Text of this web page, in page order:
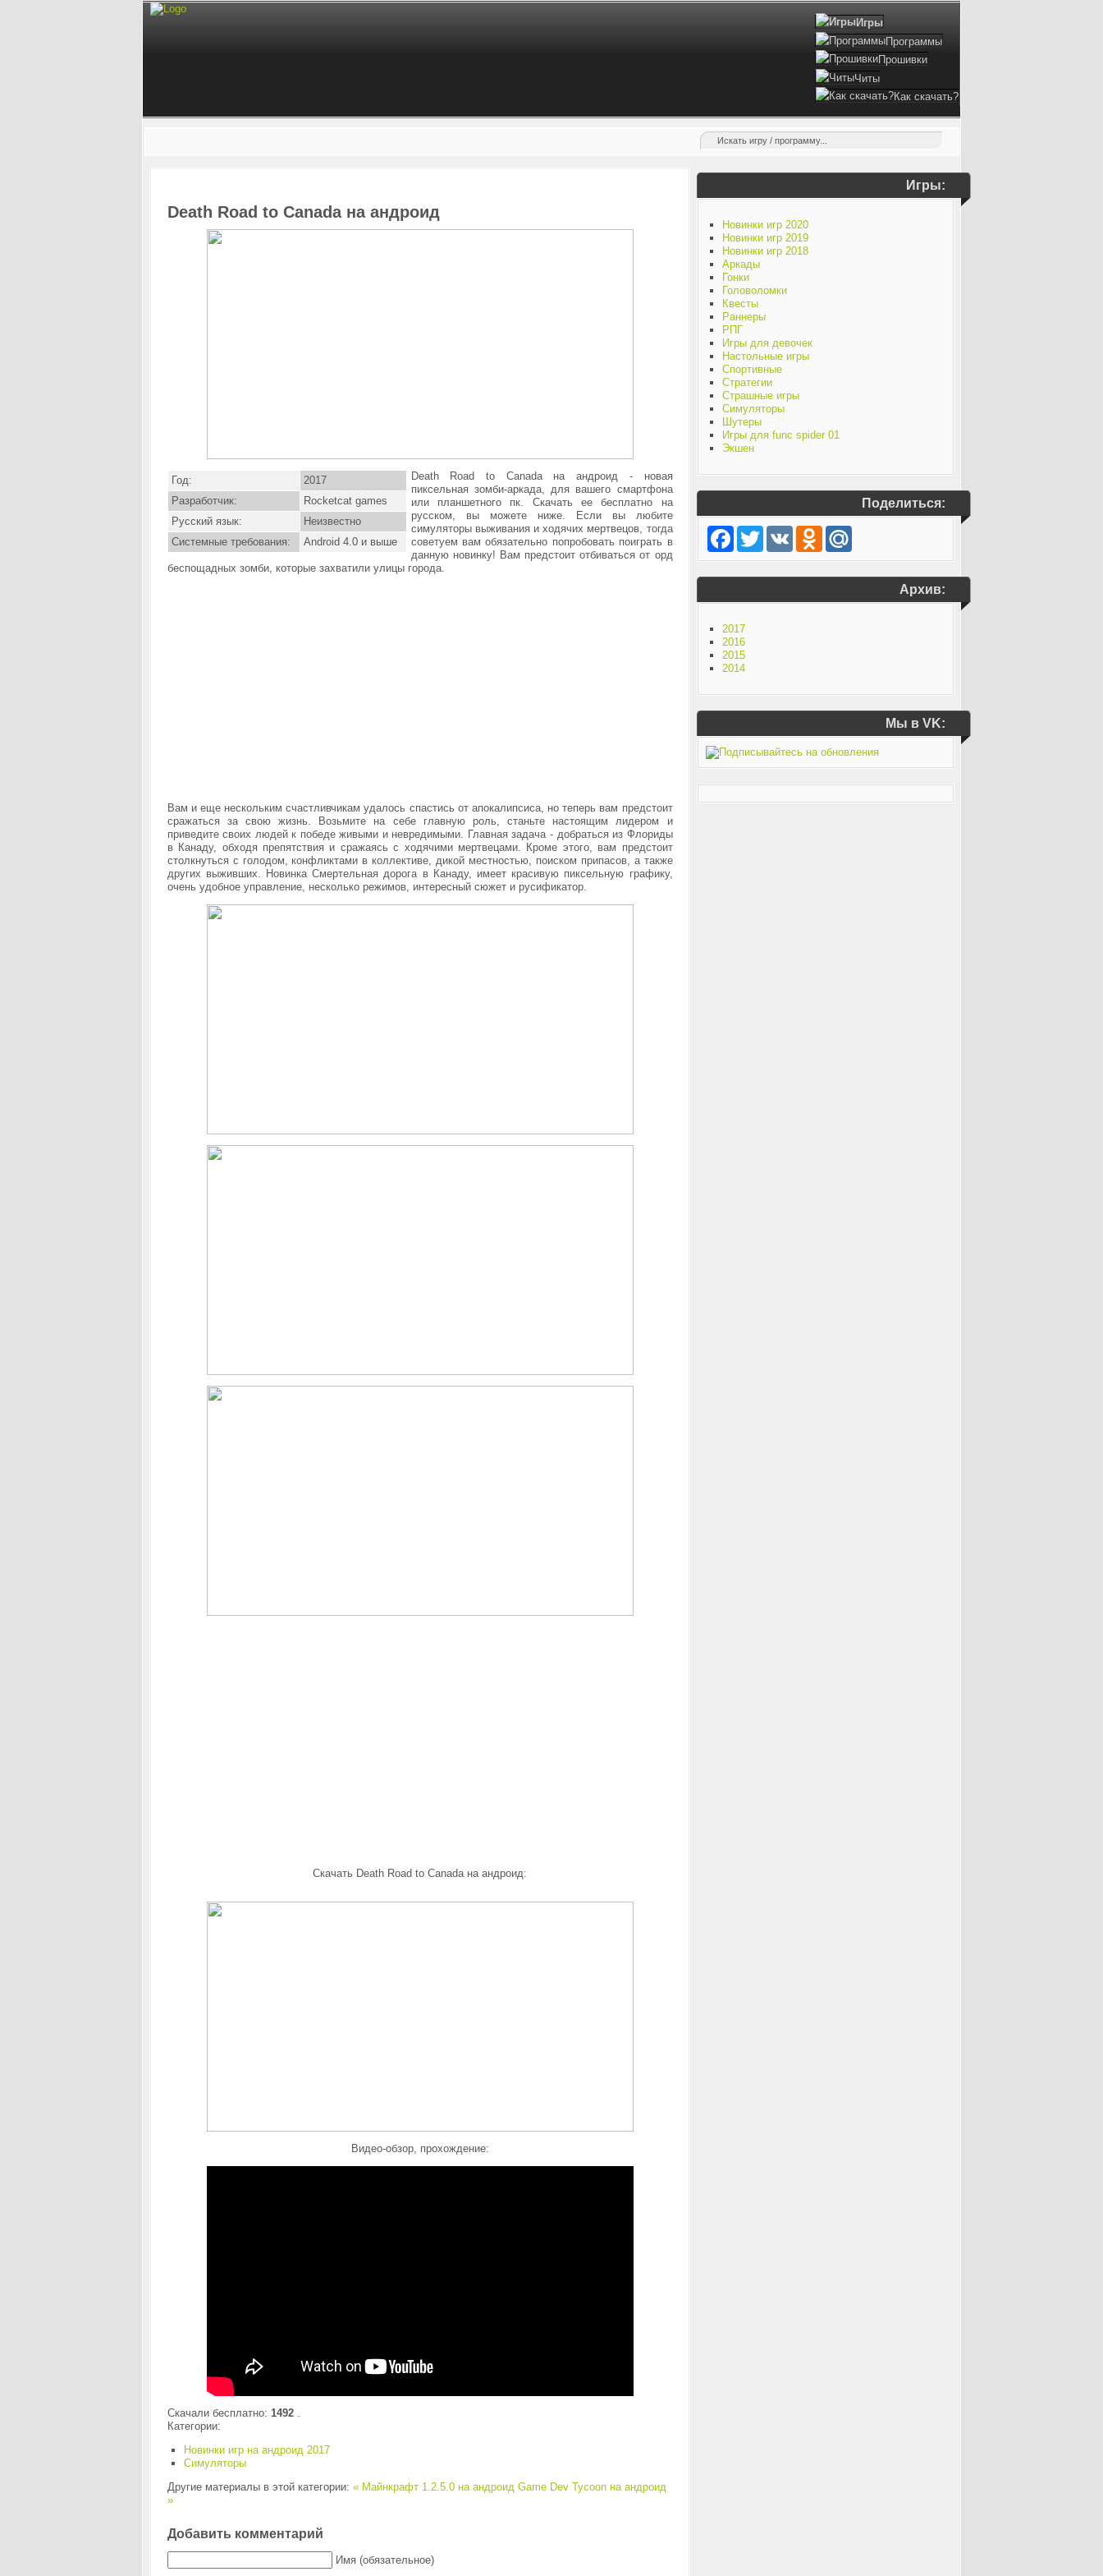
Игры
Программы
Прошивки
Читы
Как скачать?
Death Road to Canada на андроид
Год:
2017
Разработчик:
Rocketcat games
Русский язык:
Неизвестно
Системные требования:
Android 4.0 и выше
Death Road to Canada на андроид - новая
пиксельная зомби-аркада, для вашего смартфона
или планшетного пк. Скачать ее бесплатно на
русском, вы можете ниже. Если вы любите
симуляторы выживания и ходячих мертвецов, тогда
советуем вам обязательно попробовать поиграть в
данную новинку! Вам предстоит отбиваться от орд
беспощадных зомби, которые захватили улицы города.
Вам и еще нескольким счастливчикам удалось спастись от апокалипсиса, но теперь вам предстоит
сражаться за свою жизнь. Возьмите на себе главную роль, станьте настоящим лидером и
приведите своих людей к победе живыми и невредимыми. Главная задача - добраться из Флориды
в Канаду, обходя препятствия и сражаясь с ходячими мертвецами. Кроме этого, вам предстоит
столкнуться с голодом, конфликтами в коллективе, дикой местностью, поиском припасов, а также
других выживших. Новинка Смертельная дорога в Канаду, имеет красивую пиксельную графику,
очень удобное управление, несколько режимов, интересный сюжет и русификатор.
Скачать Death Road to Canada на андроид:
Видео-обзор, прохождение:
Скачали бесплатно: 1492.
Категории:
Новинки игр на андроид 2017
Симуляторы
Другие материалы в этой категории: « Майнкрафт 1.2.5.0 на андроид Game Dev Tycoon на андроид
»
Добавить комментарий
Имя (обязательное)
Игры:
Новинки игр 2020
Новинки игр 2019
Новинки игр 2018
Аркады
Гонки
Головоломки
Квесты
Раннеры
РПГ
Игры для девочек
Настольные игры
Спортивные
Стратегии
Страшные игры
Симуляторы
Шутеры
Игры для func spider 01
Экшен
Поделиться:
FacebookTwitter VK Odnoklassniki
Архив:
2017
2016
2015
2014
Мы в VK: